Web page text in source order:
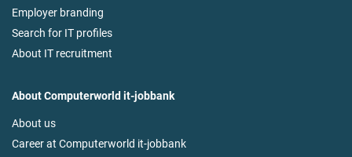
Employer branding
Search for IT profiles
About IT recruitment
About Computerworld it-jobbank
About us
Career at Computerworld it-jobbank